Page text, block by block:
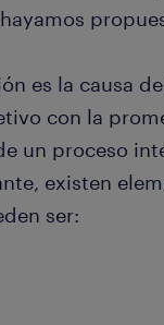
es la causa
con la
un proceso
existen
ser: